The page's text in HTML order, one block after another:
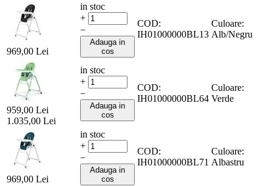
969,00 Lei
in stoc
+
−
Adauga in
cos
COD:
IH01000000BL13
Culoare:
Alb/Negru
959,00 Lei
1.035,00 Lei
in stoc
+
−
Adauga in
cos
COD:
IH01000000BL64
Culoare:
Verde
969,00 Lei
in stoc
+
−
Adauga in
cos
COD:
IH01000000BL71
Culoare:
Albastru